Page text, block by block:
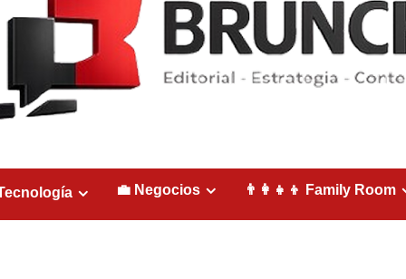
💼 Negocios 👨‍👩‍👧‍👦 Family Room